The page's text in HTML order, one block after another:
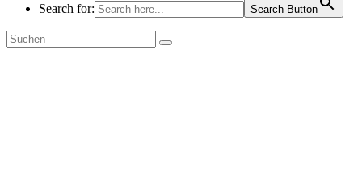
Search for:
Search Button